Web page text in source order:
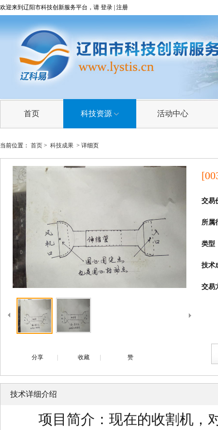
欢迎来到辽阳市科技创新服务平台，请 登录 注册
首页 科技资源 活动中心
技术需求
当前位置： 首页 > 科技成果 > 详细页
交易
所属
类型
技术
交易
分享 收藏 赞
技术详细介绍
项目简介：现在的收割机，